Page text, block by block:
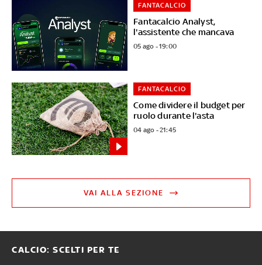
Fantacalcio Analyst,
l'assistente che mancava
FANTACALCIO
05 ago - 19:00
Come dividere il budget per
ruolo durante l'asta
FANTACALCIO
04 ago - 21:45
VAI ALLA SEZIONE
CALCIO: SCELTI PER TE